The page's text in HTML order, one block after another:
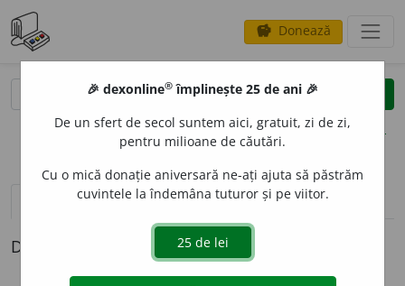
savings Donează
clear
opțiuni
definiții (1) pronunțievolume_up (11)
Definiția cu ID-ul 522469:
🎉 dexonline® împlinește 25 de ani 🎉
De un sfert de secol suntem aici, gratuit, zi de zi,
pentru milioane de căutări.
Cu o mică donație aniversară ne-ați ajuta să păstrăm
cuvintele la îndemâna tuturor și pe viitor.